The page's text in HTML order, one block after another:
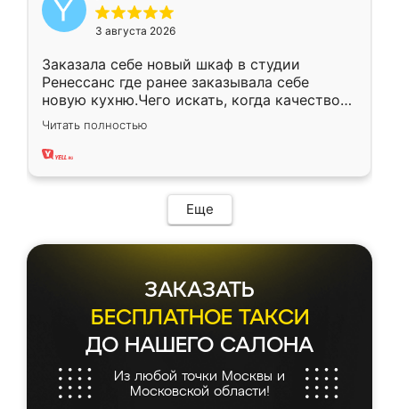
3 августа 2026
Заказала себе новый шкаф в студии
Ренессанс где ранее заказывала себе
новую кухню.Чего искать, когда качеством
вполне довольна. Служит кухня уже почти
два года, нареканий нет.
Читать полностью
Еще
ЗАКАЗАТЬ
БЕСПЛАТНОЕ ТАКСИ
ДО НАШЕГО САЛОНА
Из любой точки Москвы и
Московской области!